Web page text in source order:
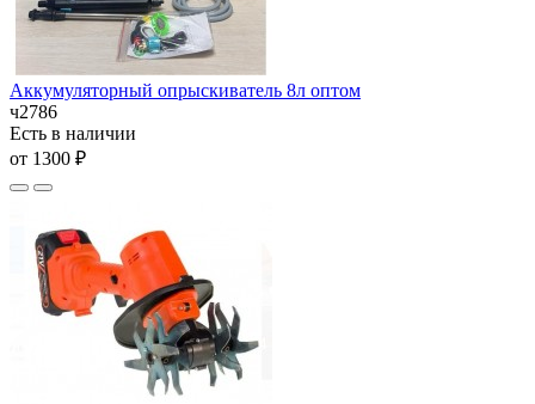
Аккумуляторный опрыскиватель 8л оптом
ч2786
Есть в наличии
от 1300 ₽